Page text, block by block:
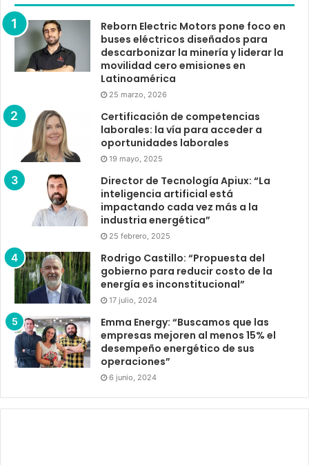
Reborn Electric Motors pone foco en
buses eléctricos diseñados para
descarbonizar la minería y liderar la
movilidad cero emisiones en
Latinoamérica
25 marzo, 2026
Certificación de competencias
laborales: la vía para acceder a
oportunidades laborales
19 mayo, 2025
Director de Tecnología Apiux: “La
inteligencia artificial está
impactando cada vez más a la
industria energética”
25 febrero, 2025
Rodrigo Castillo: “Propuesta del
gobierno para reducir costo de la
energía es inconstitucional”
17 julio, 2024
Emma Energy: “Buscamos que las
empresas mejoren al menos 15% el
desempeño energético de sus
operaciones”
6 junio, 2024